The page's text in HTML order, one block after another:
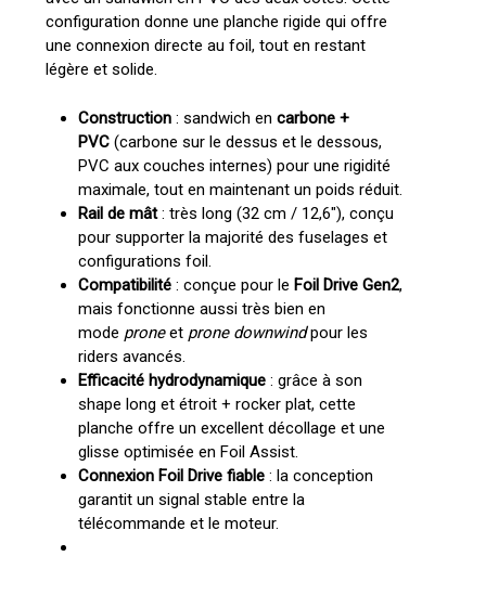
configuration donne une planche rigide qui offre
une connexion directe au foil, tout en restant
légère et solide.
Construction: sandwich en carbone +
PVC(carbone sur le dessus et le dessous,
PVC aux couches internes) pour une rigidité
maximale, tout en maintenant un poids réduit.
Rail de mât: très long (32 cm / 12,6″), conçu
pour supporter la majorité des fuselages et
configurations foil.
Compatibilité: conçue pour le Foil Drive Gen2,
mais fonctionne aussi très bien en
mode proneet prone downwindpour les
riders avancés.
Efficacité hydrodynamique: grâce à son
shape long et étroit + rocker plat, cette
planche offre un excellent décollage et une
glisse optimisée en Foil Assist.
Connexion Foil Drive fiable: la conception
garantit un signal stable entre la
télécommande et le moteur.